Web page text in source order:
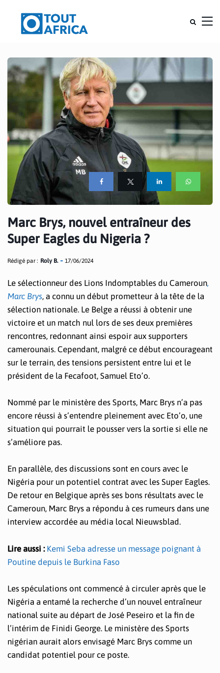
Marc Brys, nouvel entraîneur des
Super Eagles du Nigeria ?
Rédigé par : Roly B. 17/06/2024
Le sélectionneur des Lions Indomptables du Cameroun,
Marc Brys, a connu un début prometteur à la tête de la
sélection nationale. Le Belge a réussi à obtenir une
victoire et un match nul lors de ses deux premières
rencontres, redonnant ainsi espoir aux supporters
camerounais. Cependant, malgré ce début encourageant
sur le terrain, des tensions persistent entre lui et le
président de la Fecafoot, Samuel Eto’o.
Nommé par le ministère des Sports, Marc Brys n’a pas
encore réussi à s’entendre pleinement avec Eto’o, une
situation qui pourrait le pousser vers la sortie si elle ne
s’améliore pas.
En parallèle, des discussions sont en cours avec le
Nigéria pour un potentiel contrat avec les Super Eagles.
De retour en Belgique après ses bons résultats avec le
Cameroun, Marc Brys a répondu à ces rumeurs dans une
interview accordée au média local Nieuwsblad.
Lire aussi : Kemi Seba adresse un message poignant à
Poutine depuis le Burkina Faso
Les spéculations ont commencé à circuler après que le
Nigéria a entamé la recherche d’un nouvel entraîneur
national suite au départ de José Peseiro et la fin de
l’intérim de Finidi George. Le ministère des Sports
nigérian aurait alors envisagé Marc Brys comme un
candidat potentiel pour ce poste.